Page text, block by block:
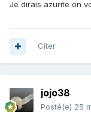
Je dirais azurite on
Citer
jojo38
Posté(e) 25